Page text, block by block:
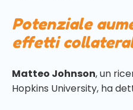
Potenziale
effetti
Matteo Johnson, un
Hopkins University, ha